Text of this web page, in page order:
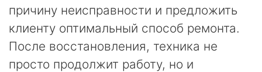
причину неисправности и предложить
клиенту оптимальный способ ремонта.
После восстановления, техника не
просто продолжит работу, но и